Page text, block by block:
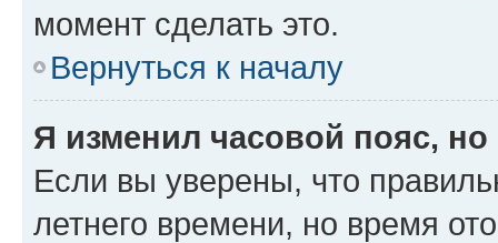
момент сделать это.
Вернуться к началу
Я изменил часовой пояс,
Если вы уверены, что
летнего времени, но время